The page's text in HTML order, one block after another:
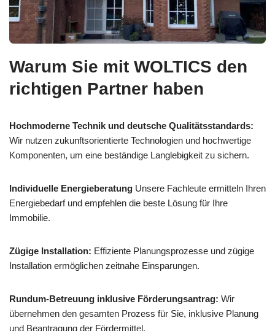
Warum Sie mit WOLTICS den
richtigen Partner haben
Hochmoderne Technik und deutsche Qualitätsstandards:
Wir nutzen zukunftsorientierte Technologien und hochwertige
Komponenten, um eine beständige Langlebigkeit zu sichern.
Individuelle Energieberatung Unsere Fachleute ermitteln Ihren
Energiebedarf und empfehlen die beste Lösung für Ihre
Immobilie.
Zügige Installation: Effiziente Planungsprozesse und zügige
Installation ermöglichen zeitnahe Einsparungen.
Rundum-Betreuung inklusive Förderungsantrag: Wir
übernehmen den gesamten Prozess für Sie, inklusive Planung
und Beantragung der Fördermittel.